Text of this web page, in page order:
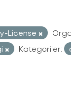
License
Kategoriler: